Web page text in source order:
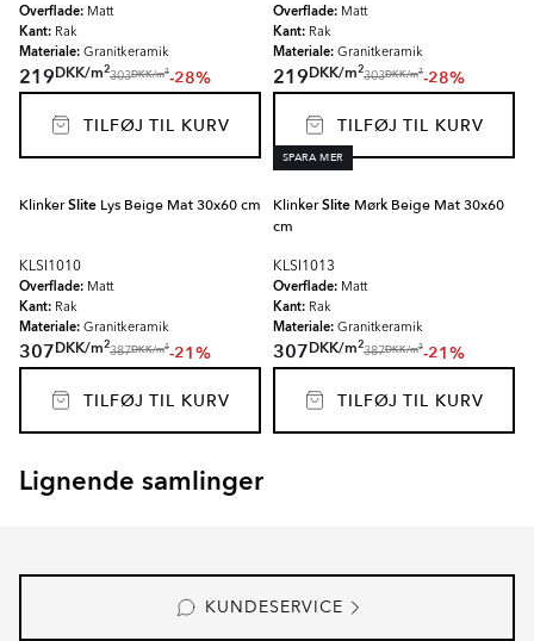
Overflade: Matt
Kant: Rak
Materiale: Granitkeramik
219DKK/m2
303DKK/m2-28%
TILFØJ TIL KURV
Overflade: Matt
Kant: Rak
Materiale: Granitkeramik
219DKK/m2
303DKK/m2-28%
TILFØJ TIL KURV
KlinkerSlite Lys Beige Mat 30x60 cm
KLSI1010
Overflade: Matt
Kant: Rak
Materiale: Granitkeramik
307DKK/m2
387DKK/m2-21%
TILFØJ TIL KURV
SPARA MER
KlinkerSlite Mørk Beige Mat 30x60
cm
KLSI1013
Overflade: Matt
Kant: Rak
Materiale: Granitkeramik
307DKK/m2
387DKK/m2-21%
TILFØJ TIL KURV
Lignende samlinger
KALKSTEN FJÄLL
KUNDESERVICE